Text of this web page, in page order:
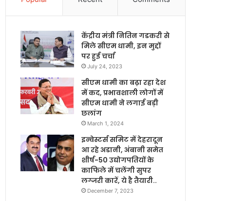
केंद्रीय मंत्री नितिन गडकरी से
मिले सीएम धामी, इन मुद्दों
पर हुई चर्चा
July 24, 2023
सीएम धामी का बढ़ा रहा देश
में कद, प्रभावशाली लोगों में
सीएम धामी ने लगाई बड़ी
छलांग
March 1, 2024
इन्वेस्टर्स समिट में देहरादून
आ रहे अडानी, अंबानी समेत
शीर्ष-50 उद्योगपतियों के
काफिले में चलेंगी सुपर
लग्जरी कारें, ये है तैयारी..
December 7, 2023